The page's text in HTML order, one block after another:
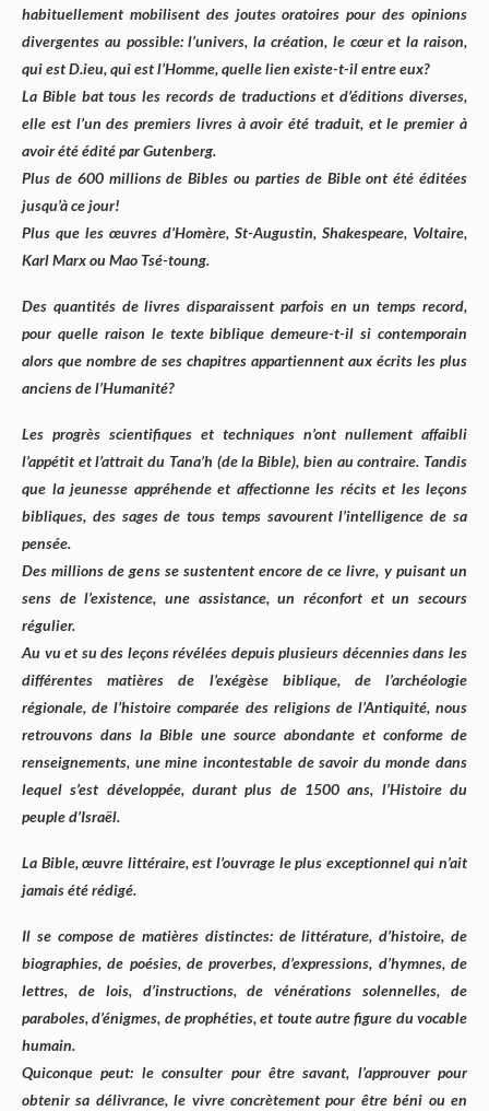
habituellement mobilisent des joutes oratoires pour des opinions
divergentes au possible: l’univers, la création, le cœur et la raison,
qui est D.ieu, qui est l’Homme, quelle lien existe-t-il entre eux?
La Bible bat tous les records de traductions et d’éditions diverses,
elle est l’un des premiers livres à avoir été traduit, et le premier à
avoir été édité par Gutenberg.
Plus de 600 millions de Bibles ou parties de Bible ont été éditées
jusqu’à ce jour!
Plus que les œuvres d’Homère, St-Augustin, Shakespeare, Voltaire,
Karl Marx ou Mao Tsé-toung.
Des quantités de livres disparaissent parfois en un temps record,
pour quelle raison le texte biblique demeure-t-il si contemporain
alors que nombre de ses chapitres appartiennent aux écrits les plus
anciens de l’Humanité?
Les progrès scientifiques et techniques n’ont nullement affaibli
l’appétit et l’attrait du Tana’h (de la Bible), bien au contraire. Tandis
que la jeunesse appréhende et affectionne les récits et les leçons
bibliques, des sages de tous temps savourent l’intelligence de sa
pensée.
Des millions de gens se sustentent encore de ce livre, y puisant un
sens de l’existence, une assistance, un réconfort et un secours
régulier.
Au vu et su des leçons révélées depuis plusieurs décennies dans les
différentes matières de l’exégèse biblique, de l’archéologie
régionale, de l’histoire comparée des religions de l’Antiquité, nous
retrouvons dans la Bible une source abondante et conforme de
renseignements, une mine incontestable de savoir du monde dans
lequel s’est développée, durant plus de 1500 ans, l’Histoire du
peuple d’Israël.
La Bible, œuvre littéraire, est l’ouvrage le plus exceptionnel qui n’ait
jamais été rédigé.
Il se compose de matières distinctes: de littérature, d’histoire, de
biographies, de poésies, de proverbes, d’expressions, d’hymnes, de
lettres, de lois, d’instructions, de vénérations solennelles, de
paraboles, d’énigmes, de prophéties, et toute autre figure du vocable
humain.
Quiconque peut: le consulter pour être savant, l’approuver pour
obtenir sa délivrance, le vivre concrètement pour être béni ou en